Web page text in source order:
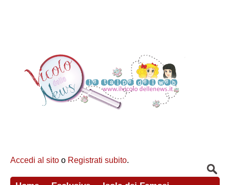
Accedi al sito o Registrati subito.